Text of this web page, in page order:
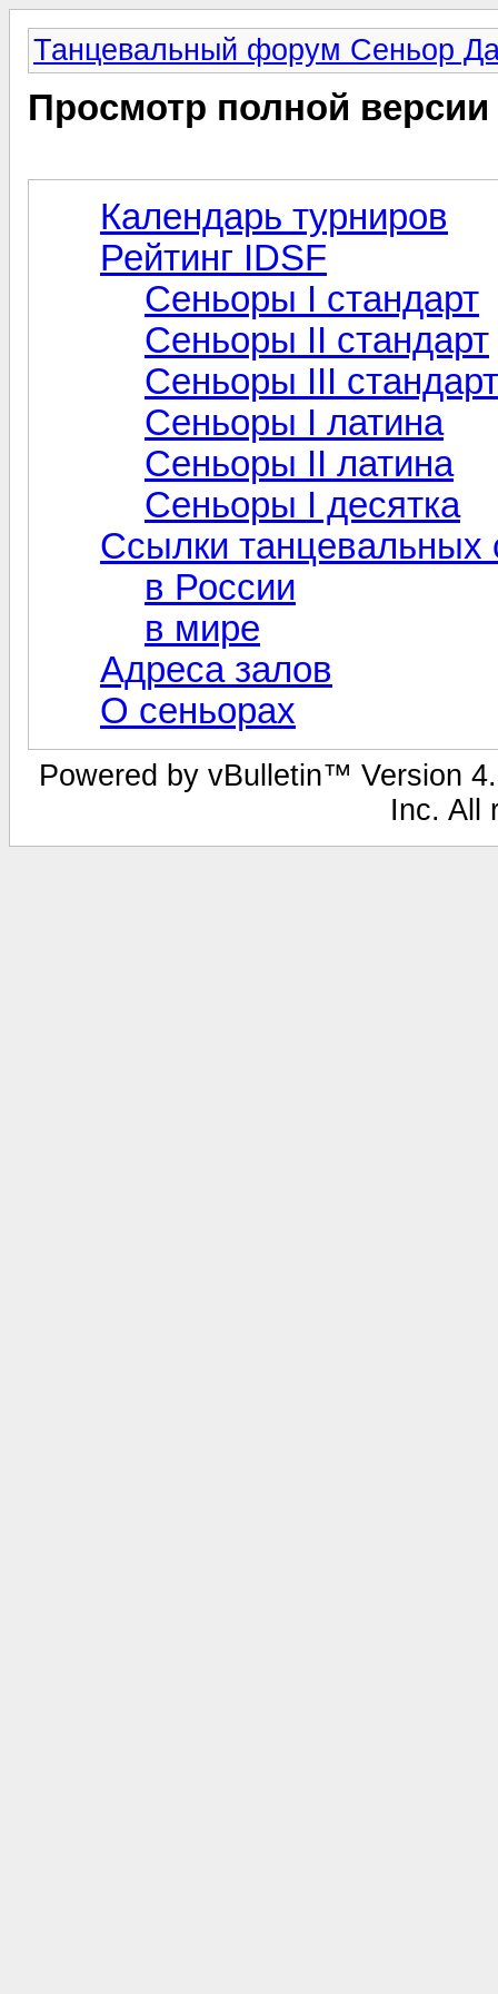
Танцевальный форум Сеньор
Просмотр полной
Календарь турниров
Рейтинг IDSF
Сеньоры I стандарт
Сеньоры II стандарт
Сеньоры III стандарт
Сеньоры I латина
Сеньоры II латина
Сеньоры I десятка
Cсылки танцевальных
в России
в мире
Адреса залов
О сеньорах
Powered by vBulletin™ Version
Inc. All